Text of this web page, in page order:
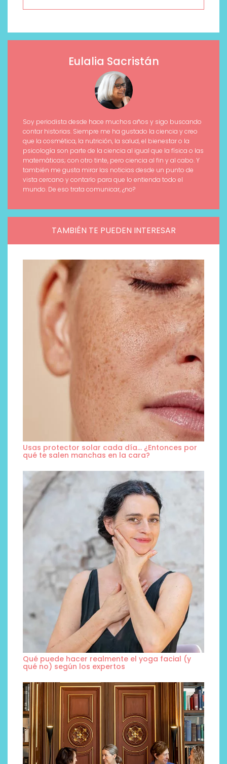
Eulalia Sacristán
Soy periodista desde hace muchos años y sigo buscando
contar historias. Siempre me ha gustado la ciencia y creo
que la cosmética, la nutrición, la salud, el bienestar o la
psicología son parte de la ciencia al igual que la física o las
matemáticas; con otro tinte, pero ciencia al fin y al cabo. Y
también me gusta mirar las noticias desde un punto de
vista cercano y contarlo para que lo entienda todo el
mundo. De eso trata comunicar, ¿no?
TAMBIÉN TE PUEDEN INTERESAR
Usas protector solar cada día… ¿Entonces por
qué te salen manchas en la cara?
Qué puede hacer realmente el yoga facial (y
qué no) según los expertos